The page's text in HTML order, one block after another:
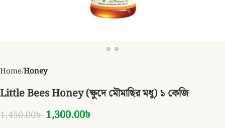
HomeHoney
Little Bees Honey (ক্ষুদে মৌমাছির মধু) ১ কেজি
1,450.00৳ 1,300.00৳